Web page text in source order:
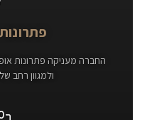
החברה מעניקה פתרונות
ולמגוון רחב